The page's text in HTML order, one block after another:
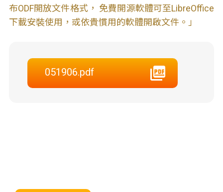
布ODF開放文件格式， 免費開源軟體可至LibreOffice
下載安裝使用，或依貴慣用的軟體開啟文件。」
051906.pdf